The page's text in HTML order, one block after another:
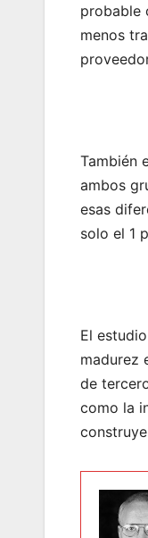
probable
menos
También
ambos
esas
solo el 1
El
madurez
de
como la